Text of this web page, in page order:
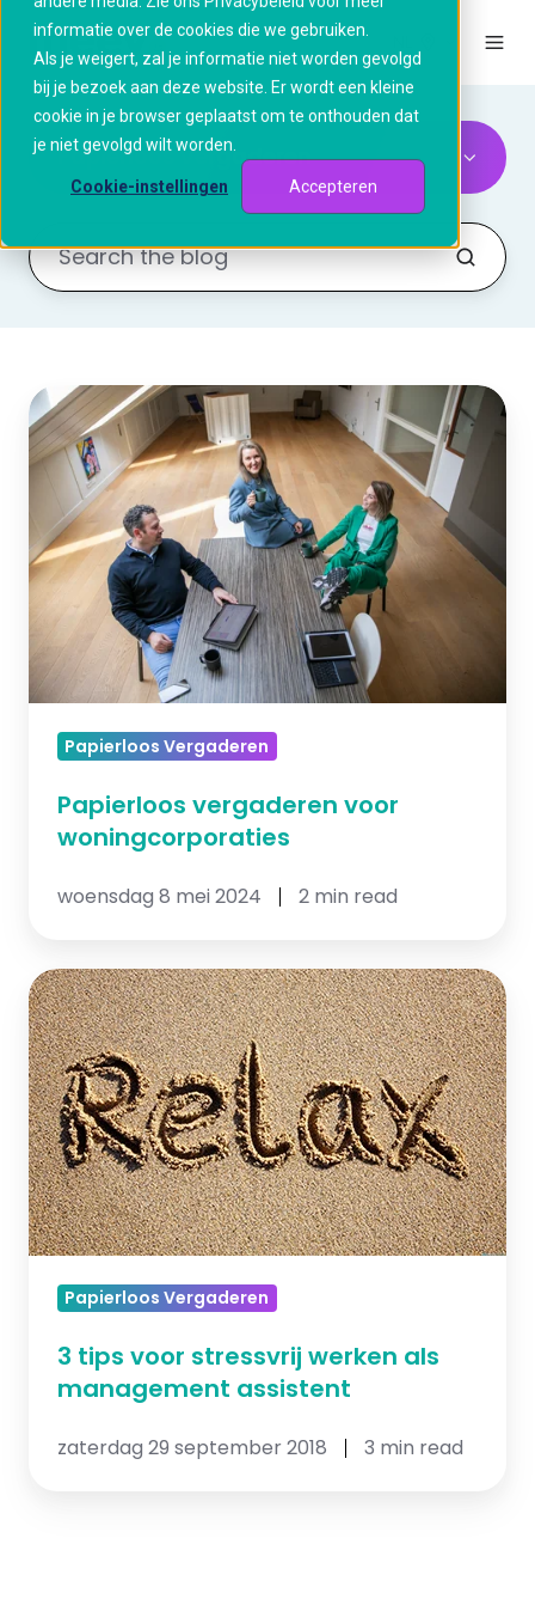
informatie over de cookies die we gebruiken.
Als je weigert, zal je informatie niet worden gevolgd
bij je bezoek aan deze website. Er wordt een kleine
cookie in je browser geplaatst om te onthouden dat
je niet gevolgd wilt worden.
Cookie-instellingen Accepteren
Papierloos Vergaderen
Papierloos
vergaderen
voor
woningcorporaties
Papierloos Vergaderen
Papierloos vergaderen voor
woningcorporaties
woensdag 8 mei 2024 2 min read
3
tips
voor
stressvrij
werken
als
management
assistent
Papierloos Vergaderen
3 tips voor stressvrij werken als
management assistent
zaterdag 29 september 2018 3 min read